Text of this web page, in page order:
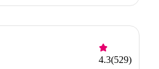
4.3(529)